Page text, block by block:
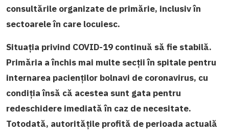
consultările organizate de primărie, inclusiv în
sectoarele în care locuiesc.
Situația privind COVID-19 continuă să fie stabilă.
Primăria a închis mai multe secții în spitale pentru
internarea pacienților bolnavi de coronavirus, cu
condiția însă că acestea sunt gata pentru
redeschidere imediată în caz de necesitate.
Totodată, autoritățile profită de perioada actuală